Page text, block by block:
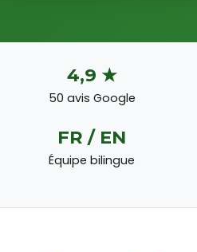
4,9 ★
50 avis Google
FR / EN
Équipe bilingue